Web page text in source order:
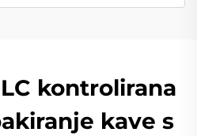
kontrolirana
kave s